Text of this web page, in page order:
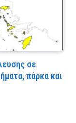
σε
πάρκα και